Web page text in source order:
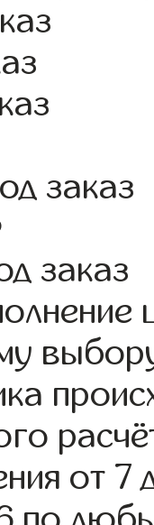
заказ
заказ
от 7